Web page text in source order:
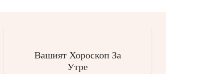
Вашият Хороскоп За
Утре